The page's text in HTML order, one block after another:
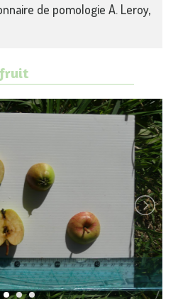
de pomologie A. Leroy,
fruit